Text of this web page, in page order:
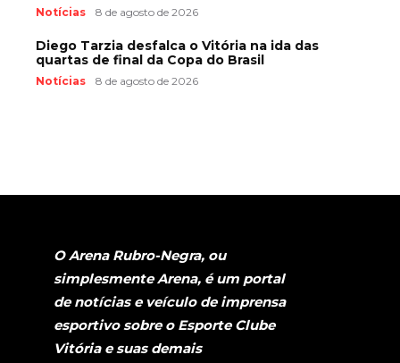
Notícias 8 de agosto de 2026
Diego Tarzia desfalca o Vitória na ida das
quartas de final da Copa do Brasil
Notícias 8 de agosto de 2026
O Arena Rubro-Negra, ou
simplesmente Arena, é um portal
de notícias e veículo de imprensa
esportivo sobre o Esporte Clube
Vitória e suas demais